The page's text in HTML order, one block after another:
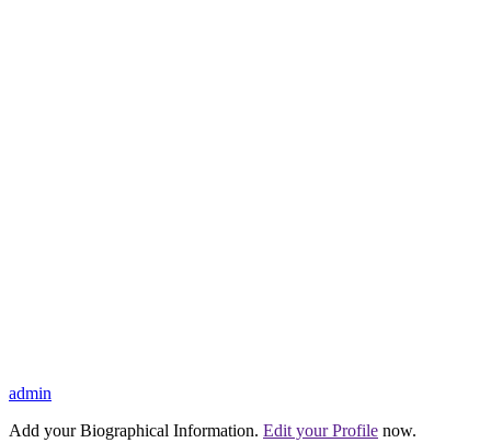
admin
Add your Biographical Information. Edit your Profile now.